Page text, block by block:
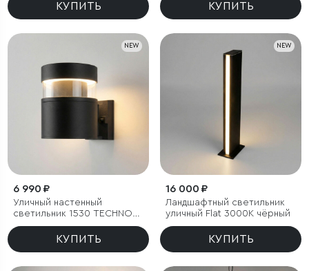
КУПИТЬ КУПИТЬ
NEW
6 990 ₽
Уличный настенный
светильник 1530 TECHNO
LED 3000K чёрный
КУПИТЬ
NEW
16 000 ₽
Ландшафтный светильник
уличный Flat 3000K чёрный
КУПИТЬ